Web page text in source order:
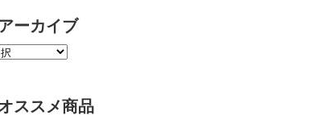
ーカイブ
ススメ商品